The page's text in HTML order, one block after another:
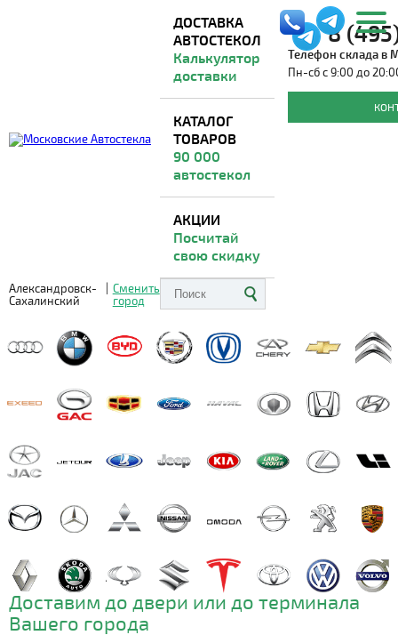
ДОСТАВКА
АВТОСТЕКОЛ
Калькулятор
доставки
КАТАЛОГ
ТОВАРОВ
90 000
автостекол
АКЦИИ
Посчитай
свою скидку
Александровск-
Сахалинский
| Сменить
город
8
Телефон склада в
Пн-сб с 9:00 до
ВО ВСЕ РЕГИОНЫ
Доставим до двери или до терминала
Вашего города